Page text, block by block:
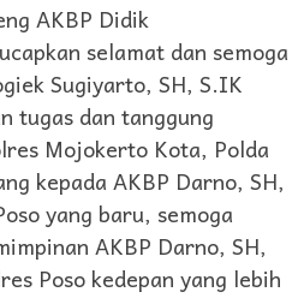
AKBP Didik
selamat dan semoga
Sugiyarto, SH, S.IK
tugas dan tanggung
Mojokerto Kota, Polda
kepada AKBP Darno, SH,
yang baru, semoga
AKBP Darno, SH,
Poso kedepan yang lebih